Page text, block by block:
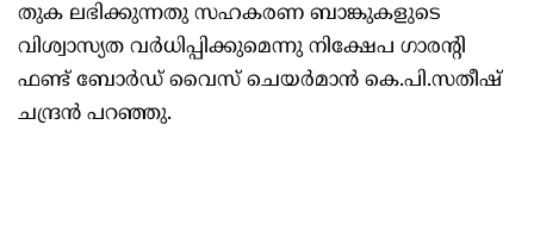
തുക ലഭിക്കുന്നതു സഹകരണ ബാങ്കുകളുടെ
വിശ്വാസ്യത വർധിപ്പിക്കുമെന്നു നിക്ഷേപ ഗാരന്റി
ഫണ്ട് ബോർഡ് വൈസ് ചെയർമാൻ കെ.പി.സതീഷ്
ചന്ദ്രൻ പറഞ്ഞു.